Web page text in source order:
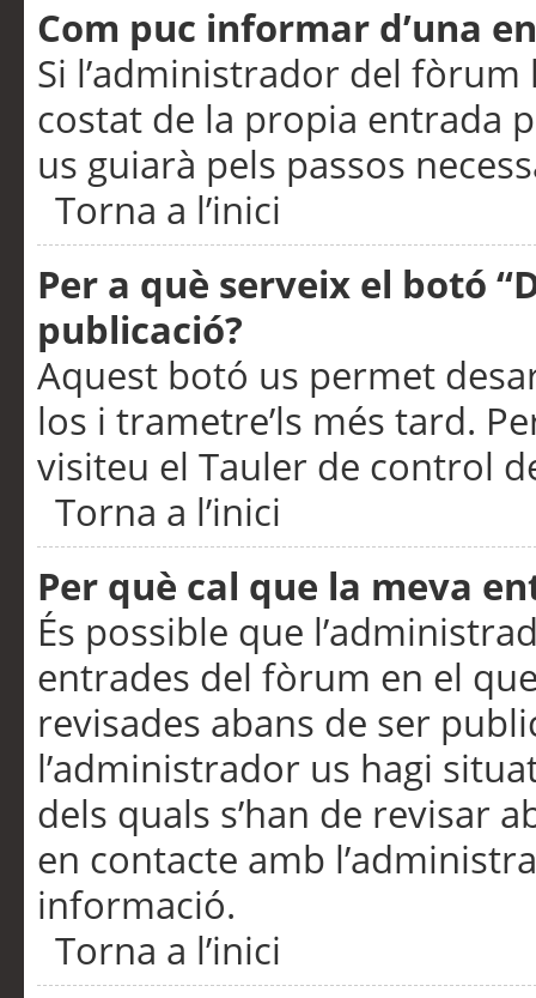
Com puc informar d’una
Si l’administrador del
costat de la propia entrada
us guiarà pels passos
Torna a l’inici
Per a què serveix el botó
publicació?
Aquest botó us permet
los i trametre’ls més tard.
visiteu el Tauler de control
Torna a l’inici
Per què cal que la meva
És possible que
entrades del fòrum en el
revisades abans de ser
l’administrador us hagi
dels quals s’han de revisar
en contacte amb
informació.
Torna a l’inici